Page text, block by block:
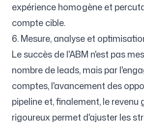
expérience homogène et
compte cible.
6. Mesure, analyse et
Le succès de l'ABM n'est pas
nombre de leads, mais par
comptes, l'avancement des
pipeline et, finalement, le revenu
rigoureux permet d'ajuster les